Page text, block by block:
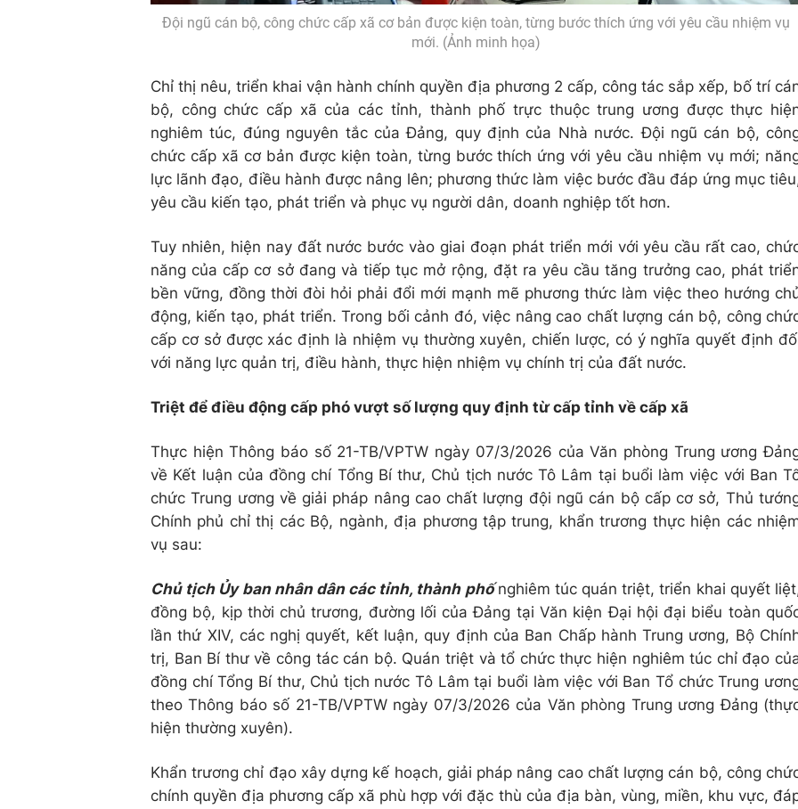
Đội ngũ cán bộ, công chức cấp xã cơ bản được kiện toàn, từng bước thích ứng với yêu cầu nhiệm vụ
mới. (Ảnh minh họa)
Chỉ thị nêu, triển khai vận hành chính quyền địa phương 2 cấp, công tác sắp xếp, bố trí
bộ, công chức cấp xã của các tỉnh, thành phố trực thuộc trung ương được thực
nghiêm túc, đúng nguyên tắc của Đảng, quy định của Nhà nước. Đội ngũ cán bộ,
chức cấp xã cơ bản được kiện toàn, từng bước thích ứng với yêu cầu nhiệm vụ mới;
lực lãnh đạo, điều hành được nâng lên; phương thức làm việc bước đầu đáp ứng mục
yêu cầu kiến tạo, phát triển và phục vụ người dân, doanh nghiệp tốt hơn.
Tuy nhiên, hiện nay đất nước bước vào giai đoạn phát triển mới với yêu cầu rất cao,
năng của cấp cơ sở đang và tiếp tục mở rộng, đặt ra yêu cầu tăng trưởng cao, phát
bền vững, đồng thời đòi hỏi phải đổi mới mạnh mẽ phương thức làm việc theo hướng
động, kiến tạo, phát triển. Trong bối cảnh đó, việc nâng cao chất lượng cán bộ, công
cấp cơ sở được xác định là nhiệm vụ thường xuyên, chiến lược, có ý nghĩa quyết định
với năng lực quản trị, điều hành, thực hiện nhiệm vụ chính trị của đất nước.
Triệt để điều động cấp phó vượt số lượng quy định từ cấp tỉnh về cấp xã
Thực hiện Thông báo số 21-TB/VPTW ngày 07/3/2026 của Văn phòng Trung ương
về Kết luận của đồng chí Tổng Bí thư, Chủ tịch nước Tô Lâm tại buổi làm việc với Ban
chức Trung ương về giải pháp nâng cao chất lượng đội ngũ cán bộ cấp cơ sở, Thủ
Chính phủ chỉ thị các Bộ, ngành, địa phương tập trung, khẩn trương thực hiện các
vụ sau:
Chủ tịch Ủy ban nhân dân các tỉnh, thành phốnghiêm túc quán triệt, triển khai quyết
đồng bộ, kịp thời chủ trương, đường lối của Đảng tại Văn kiện Đại hội đại biểu toàn
lần thứ XIV, các nghị quyết, kết luận, quy định của Ban Chấp hành Trung ương, Bộ
trị, Ban Bí thư về công tác cán bộ. Quán triệt và tổ chức thực hiện nghiêm túc chỉ đạo
đồng chí Tổng Bí thư, Chủ tịch nước Tô Lâm tại buổi làm việc với Ban Tổ chức Trung
theo Thông báo số 21-TB/VPTW ngày 07/3/2026 của Văn phòng Trung ương Đảng
hiện thường xuyên).
Khẩn trương chỉ đạo xây dựng kế hoạch, giải pháp nâng cao chất lượng cán bộ, công
chính quyền địa phương cấp xã phù hợp với đặc thù của địa bàn, vùng, miền, khu vực,